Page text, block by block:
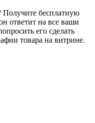
Получите бесплатную
ответит на все ваши
его сделать
товара на витрине.